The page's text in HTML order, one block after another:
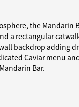
the
a rectangular
backdrop adding
Caviar menu
Bar.